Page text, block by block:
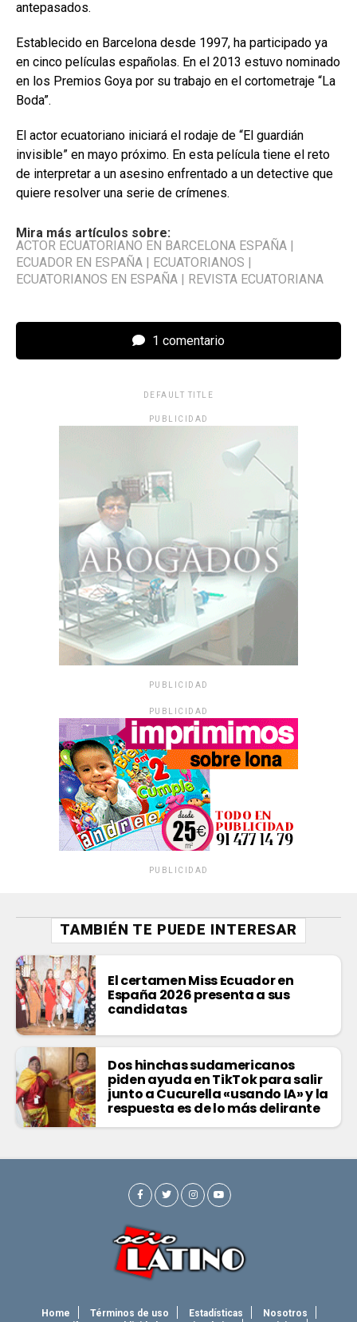
antepasados.
Establecido en Barcelona desde 1997, ha participado ya
en cinco películas españolas. En el 2013 estuvo nominado
en los Premios Goya por su trabajo en el cortometraje “La
Boda”.
El actor ecuatoriano iniciará el rodaje de “El guardián
invisible” en mayo próximo. En esta película tiene el reto
de interpretar a un asesino enfrentado a un detective que
quiere resolver una serie de crímenes.
Mira más artículos sobre:
ACTOR ECUATORIANO EN BARCELONA ESPAÑA
ECUADOR EN ESPAÑA
ECUATORIANOS
ECUATORIANOS EN ESPAÑA
REVISTA ECUATORIANA
1 comentario
DEFAULT TITLE
PUBLICIDAD
PUBLICIDAD
PUBLICIDAD
PUBLICIDAD
TAMBIÉN TE PUEDE INTERESAR
El certamen Miss Ecuador en
España 2026 presenta a sus
candidatas
Dos hinchas sudamericanos
piden ayuda en TikTok para salir
junto a Cucurella «usando IA» y la
respuesta es de lo más delirante
Home Términos de uso Estadísticas
Nosotros